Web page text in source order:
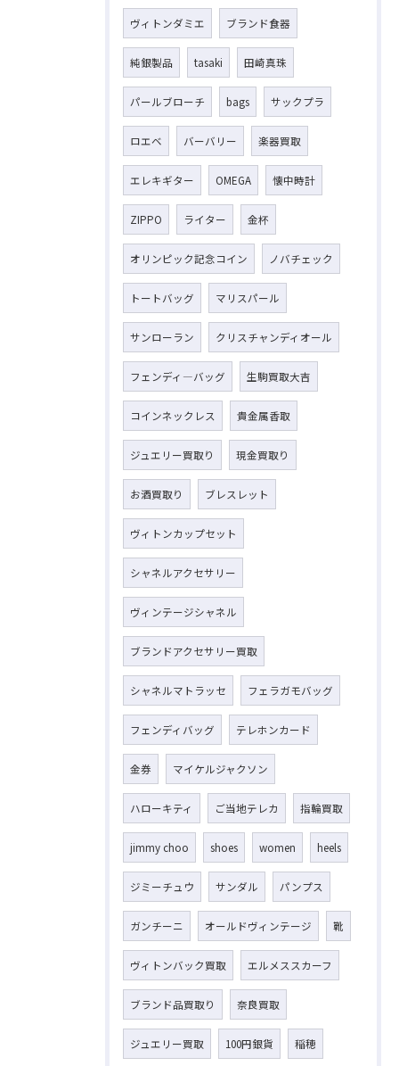
ヴィトンダミエ ブランド食器
純銀製品 tasaki 田崎真珠
パールブローチ bags サックプラ
ロエベ バーバリー 楽器買取
エレキギター OMEGA 懐中時計
ZIPPO ライター 金杯
オリンピック記念コイン ノバチェック
トートバッグ マリスパール
サンローラン クリスチャンディオール
フェンディ―バッグ 生駒買取大吉
コインネックレス 貴金属香取
ジュエリー買取り 現金買取り
お酒買取り ブレスレット
ヴィトンカップセット
シャネルアクセサリー
ヴィンテージシャネル
ブランドアクセサリー買取
シャネルマトラッセ フェラガモバッグ
フェンディバッグ テレホンカード
金券 マイケルジャクソン
ハローキティ ご当地テレカ 指輪買取
jimmy choo shoes women heels
ジミーチュウ サンダル パンプス
ガンチーニ オールドヴィンテージ 靴
ヴィトンバック買取 エルメススカーフ
ブランド品買取り 奈良買取
ジュエリー買取 100円銀貨 稲穂